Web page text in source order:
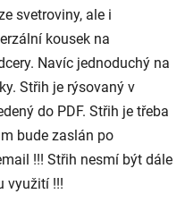
svetroviny, ale i
kousek na
Navíc jednoduchý na
Střih je rýsovaný v
do PDF. Střih je třeba
bude zaslán po
!!! Střih nesmí být dále
využití !!!